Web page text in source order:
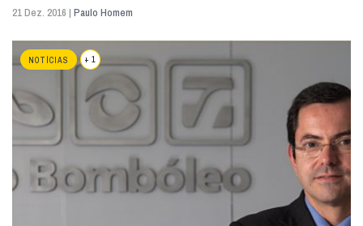
21 Dez. 2016 | Paulo Homem
NOTÍCIAS + 1